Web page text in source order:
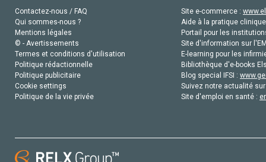
Contactez-nous / FAQ
Qui sommes-nous ?
Mentions légales
© - Avertissements
Termes et conditions d'utilisation
Politique rédactionnelle
Politique publicitaire
Cookie settings
Politique de la vie privée
Site e-commerce :
Aide à la pratique
Portail pour les
Site d'information sur
E-learning pour les
Bibliothèque d'e-books
Blog special IFSI :
Suivez notre actualité
Site d'emploi en santé :